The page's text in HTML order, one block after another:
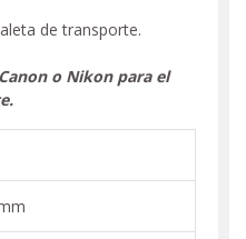
de transporte.
o Nikon para el